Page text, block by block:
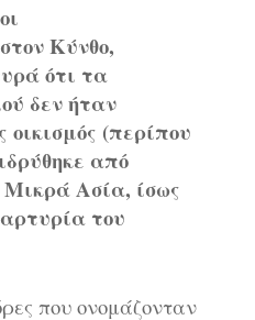
Κύνθο,
ότι τα
δεν ήταν
(περίπου
από
Ασία, ίσως
του
που ονομάζονταν